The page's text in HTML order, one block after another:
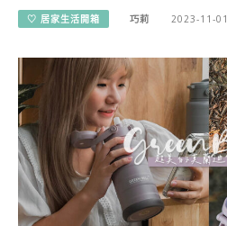
♡ 居家生活開箱 巧莉 2023-11-01